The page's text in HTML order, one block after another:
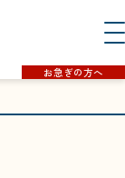
お急ぎの方へ